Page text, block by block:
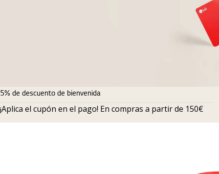
5% de descuento de bienvenida
¡Aplica el cupón en el pago! En compras a partir de 150€